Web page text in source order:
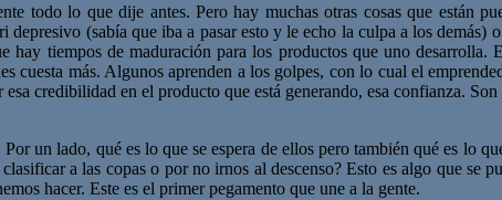
todo lo que dije antes. Pero hay muchas otras cosas que están
(sabía que iba a pasar esto y le echo la culpa a los
hay tiempos de maduración para los productos que uno
cuesta más. Algunos aprenden a los golpes, con lo cual el
credibilidad en el producto que está generando, esa confianza.
un lado, qué es lo que se espera de ellos pero también qué es lo
a las copas o por no irnos al descenso? Esto es algo que se
hacer. Este es el primer pegamento que une a la gente.